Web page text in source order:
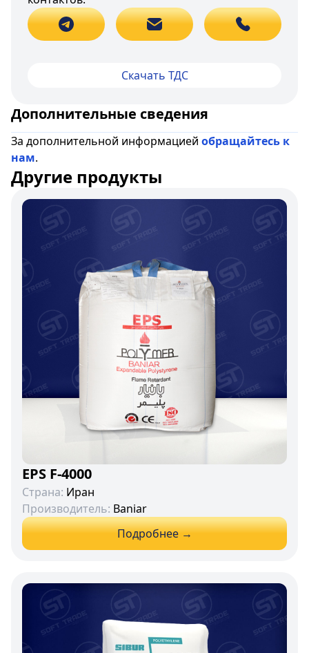
Скачать ТДС
Дополнительные сведения
За дополнительной информацией обращайтесь к
нам.
Другие продукты
EPS F-4000
Страна: Иран
Производитель: Baniar
Подробнее →